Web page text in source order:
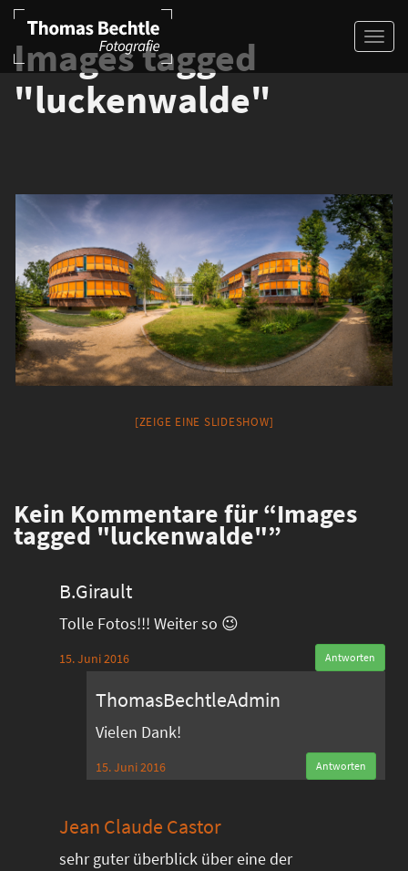
Images tagged
"luckenwalde"
[ZEIGE EINE SLIDESHOW]
Kein Kommentare für “Images
tagged "luckenwalde"”
B.Girault
Tolle Fotos!!! Weiter so 😉
15. Juni 2016 Antworten
ThomasBechtleAdmin
Vielen Dank!
15. Juni 2016 Antworten
Jean Claude Castor
sehr guter überblick über eine der